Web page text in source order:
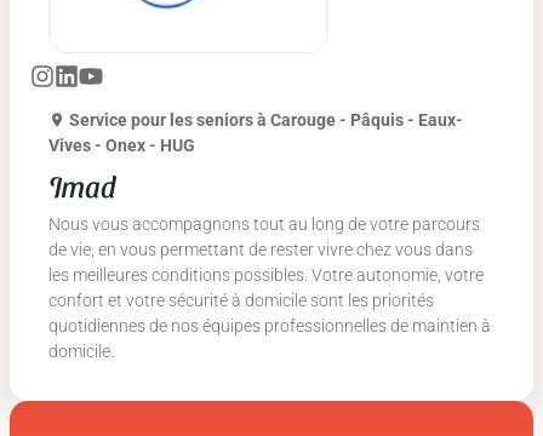
Service pour les seniorsà Carouge - Pâquis - Eaux-
Vives - Onex - HUG
Imad
Nous vous accompagnons tout au long de votre parcours
de vie, en vous permettant de rester vivre chez vous dans
les meilleures conditions possibles. Votre autonomie, votre
confort et votre sécurité à domicile sont les priorités
quotidiennes de nos équipes professionnelles de maintien à
domicile.